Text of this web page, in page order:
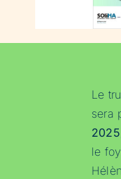
Le
sera
2025
le